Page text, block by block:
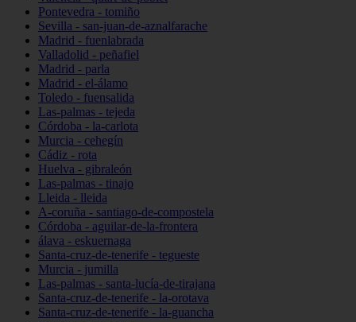
Pontevedra - tomiño
Sevilla - san-juan-de-aznalfarache
Madrid - fuenlabrada
Valladolid - peñafiel
Madrid - parla
Madrid - el-álamo
Toledo - fuensalida
Las-palmas - tejeda
Córdoba - la-carlota
Murcia - cehegín
Cádiz - rota
Huelva - gibraleón
Las-palmas - tinajo
Lleida - lleida
A-coruña - santiago-de-compostela
Córdoba - aguilar-de-la-frontera
álava - eskuernaga
Santa-cruz-de-tenerife - tegueste
Murcia - jumilla
Las-palmas - santa-lucía-de-tirajana
Santa-cruz-de-tenerife - la-orotava
Santa-cruz-de-tenerife - la-guancha